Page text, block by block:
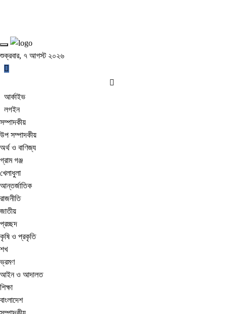
শুক্রবার, ৭ আগস্ট ২০২৬
আর্কাইভ
লগইন
সম্পাদকীয়
উপ সম্পাদকীয়
অর্থ ও বাণিজ্য
গ্রাম গঞ্জ
খেলাধুলা
আন্তর্জাতিক
রাজনীতি
জাতীয়
প্রচ্ছদ
কৃষি ও প্রকৃতি
শখ
ভ্রমণ
আইন ও আদালত
শিক্ষা
বাংলাদেশ